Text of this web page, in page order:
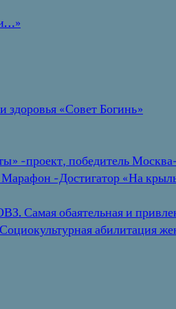
«Совет Богинь»
-проект, победитель
-Достигатор «На
Самая обаятельная и
абилитация